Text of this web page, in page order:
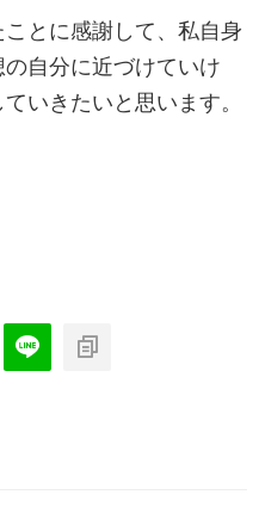
とに感謝して、私自身
自分に近づけていけ
いきたいと思います。